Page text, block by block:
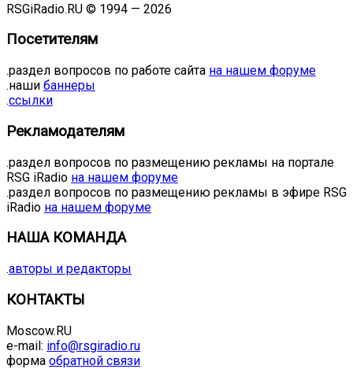
RSGiRadio.RU © 1994 — 2026
Посетителям
.раздел вопросов по работе сайта на нашем форуме
.наши баннеры
.ссылки
Рекламодателям
.раздел вопросов по размещению рекламы на портале
RSG iRadio на нашем форуме
.раздел вопросов по размещению рекламы в эфире RSG
iRadio на нашем форуме
НАША КОМАНДА
.авторы и редакторы
КОНТАКТЫ
Moscow.RU
e-mail: info@rsgiradio.ru
форма обратной связи